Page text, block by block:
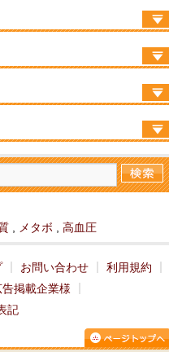
, メタボ ,高血圧
お問い合わせ
利用規約
告掲載企業様
記